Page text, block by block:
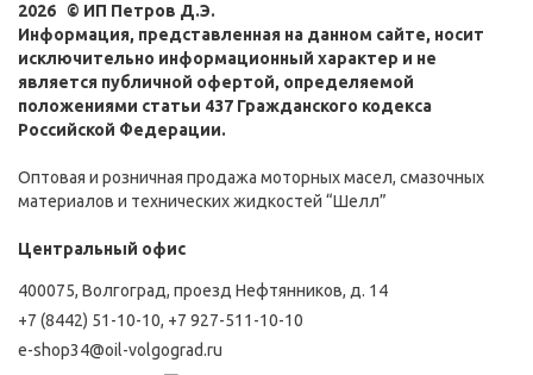
2026 © ИП Петров Д.Э.
Информация, представленная на данном сайте, носит
исключительно информационный характер и не
является публичной офертой, определяемой
положениями статьи 437 Гражданского кодекса
Российской Федерации.
Оптовая и розничная продажа моторных масел, смазочных
материалов и технических жидкостей “Шелл”
Центральный офис
400075, Волгоград, проезд Нефтянников, д. 14
+7 (8442) 51-10-10, +7 927-511-10-10
e-shop34@oil-volgograd.ru